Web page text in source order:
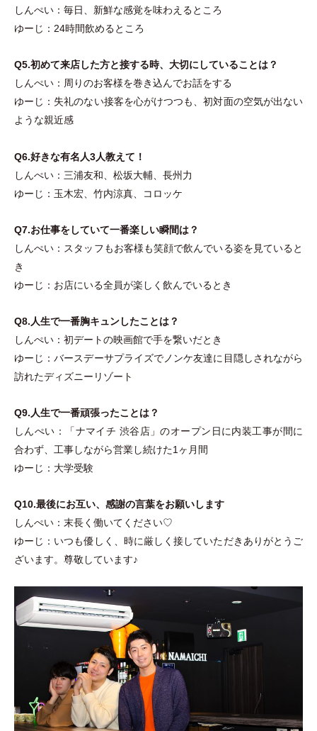
しんぺい：毎日、新鮮な感覚を味わえるところ
ゆーじ：24時間飲めるところ
Q5.初めて来店した方と接する時、大切にしていることは？
しんぺい：周りのお客様を巻き込んでお話をする
ゆーじ：失礼のない接客を心がけつつも、初対面の空気が出ない
ような親近感
Q6.好きな有名人3人教えて！
しんぺい：三浦友和、松坂大輔、長州力
ゆーじ：玉木宏、竹内涼真、コロッケ
Q7.お仕事をしていて一番楽しい瞬間は？
しんぺい：スタッフもお客様も笑顔で飲んでいる姿を見ていると
き
ゆーじ：お店にいる全員が楽しく飲んでいるとき
Q8.人生で一番胸キュンしたことは？
しんぺい：初デートの映画館で手を繋いだとき
ゆーじ：バースデーサプライズでノンケ友達に目隠しされながら
訪れたディズニーリゾート
Q9.人生で一番頑張ったことは？
しんぺい：
「ナマイチ 渋谷店 」のオープン日に内装工事が間に
合わず、工事しながら営業し続けた1ヶ月間
ゆーじ：大学受験
Q10.最後にお互い、感謝の言葉をお願いします
しんぺい：末長く働いてください♡
ゆーじ：いつも優しく、時に厳しく接していただきありがとうご
ざいます。尊敬しています♪